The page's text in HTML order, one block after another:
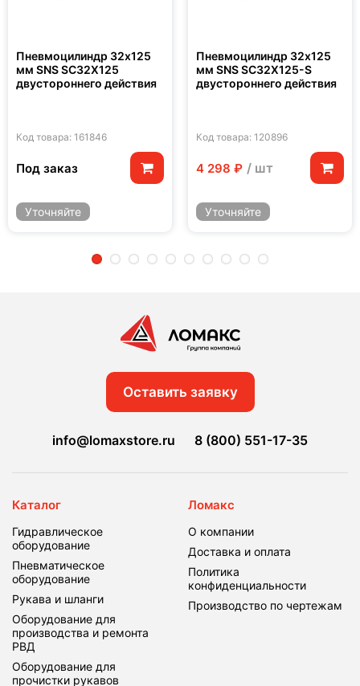
Пневмоцилиндр 32x125
мм SNS SC32X125
двустороннего действия
Код товара: 161846
Под заказ
Уточняйте
Пневмоцилиндр 32x125
мм SNS SC32X125-S
двустороннего действия
Код товара: 120896
4 298 ₽ / шт
Уточняйте
Оставить заявку
info@lomaxstore.ru 8 (800) 551-17-35
Каталог
Гидравлическое
оборудование
Пневматическое
оборудование
Рукава и шланги
Оборудование для
производства и ремонта
РВД
Оборудование для
прочистки рукавов
Ломакс
О компании
Доставка и оплата
Политика
конфиденциальности
Производство по чертежам